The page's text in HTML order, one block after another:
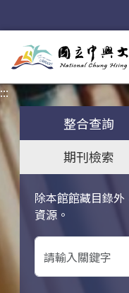
:::
整合查詢
期刊檢索
除本館館藏目錄
資源。
關鍵字搜尋